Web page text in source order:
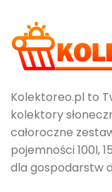
Kolektoreo.pl to
kolektory
całoroczne
pojemności 100l,
dla gospodarstw